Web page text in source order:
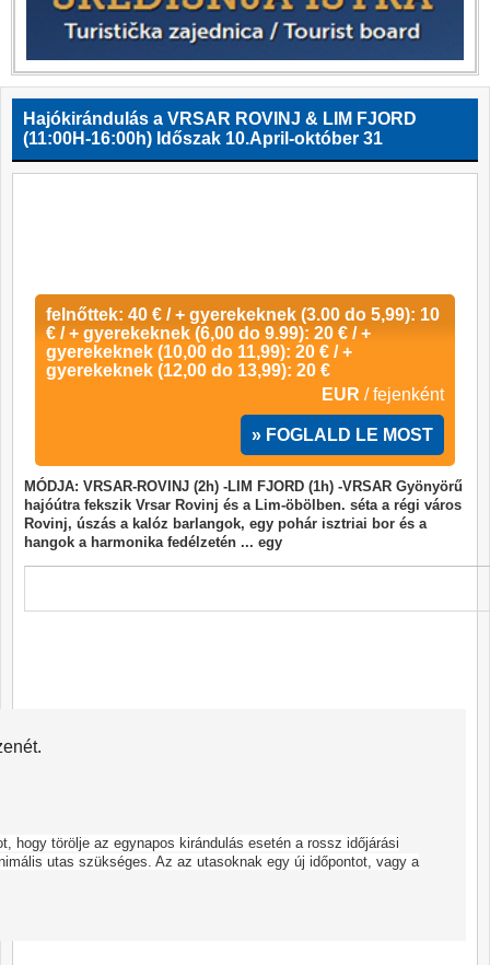
Hajókirándulás a VRSAR ROVINJ & LIM FJORD
(11:00H-16:00h) Időszak 10.April-október 31
felnőttek: 40 € / + gyerekeknek (3.00 do 5,99): 10
€ / + gyerekeknek (6,00 do 9.99): 20 € / +
gyerekeknek (10,00 do 11,99): 20 € / +
gyerekeknek (12,00 do 13,99): 20 €
EUR / fejenként
» FOGLALD LE MOST
MÓDJA: VRSAR-ROVINJ (2h) -LIM FJORD (1h) -VRSAR Gyönyörű
hajóútra fekszik Vrsar Rovinj és a Lim-öbölben. séta a régi város
Rovinj, úszás a kalóz barlangok, egy pohár isztriai bor és a
hangok a harmonika fedélzetén ... egy
hogy törölje az egynapos kirándulás esetén a rossz időjárási
utas szükséges. Az az utasoknak egy új időpontot, vagy a